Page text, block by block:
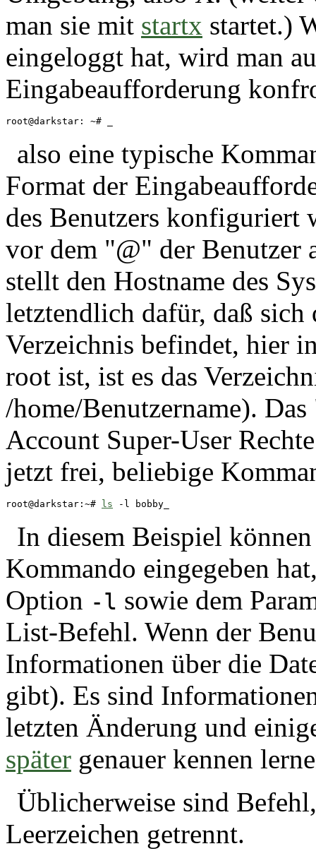
man sie mit startx startet.)
eingeloggt hat, wird man
Eingabeaufforderung
root@darkstar: ~#
also eine typische
Format der
des Benutzers konfiguriert
vor dem "@" der Benutzer
stellt den Hostname des
letztendlich dafür, daß sich
Verzeichnis befindet, hier
root ist, ist es das
/home/Benutzername).
Account Super-User
jetzt frei, beliebige
root@darkstar:~# ls -l bobby
In diesem Beispiel
Kommando eingegeben
Option -l sowie dem
List-Befehl. Wenn der
Informationen über die
gibt). Es sind
letzten Änderung und
später genauer kennen
Üblicherweise sind
Leerzeichen getrennt.